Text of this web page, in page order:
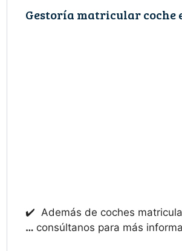
Gestoría matricular coche
✔️ Además de coches
… consúltanos para más